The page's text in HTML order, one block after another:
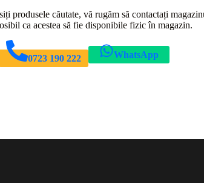
produsele căutate, vă rugăm să contactați
ca acestea să fie disponibile fizic în magazin.
0723 190 222 WhatsApp